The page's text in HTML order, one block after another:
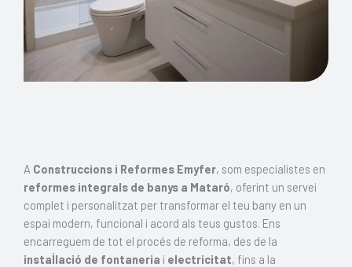
A Construccions i Reformes Emyfer, som especialistes en
reformes integrals de banys a Mataró, oferint un servei
complet i personalitzat per transformar el teu bany en un
espai modern, funcional i acord als teus gustos. Ens
encarreguem de tot el procés de reforma, des de la
instal·lació de fontaneria i electricitat, fins a la